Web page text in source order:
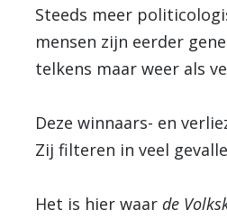
Steeds meer
mensen zijn eerder
telkens maar weer als
Deze winnaars- en
Zij filteren in veel
Het is hier waar de